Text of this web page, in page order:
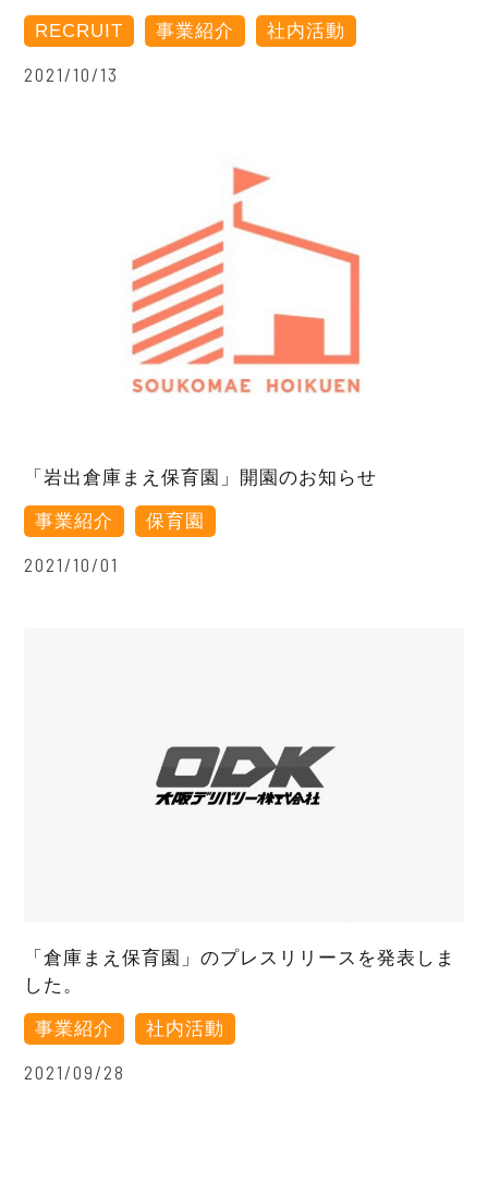
RECRUIT 事業紹介 社内活動
2021/10/13
「岩出倉庫まえ保育園」開園のお知らせ
事業紹介 保育園
2021/10/01
「倉庫まえ保育園」のプレスリリースを発表しま
した。
事業紹介 社内活動
2021/09/28